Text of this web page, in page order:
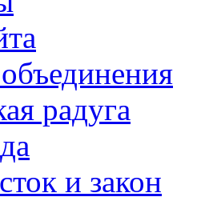
радуга
и закон